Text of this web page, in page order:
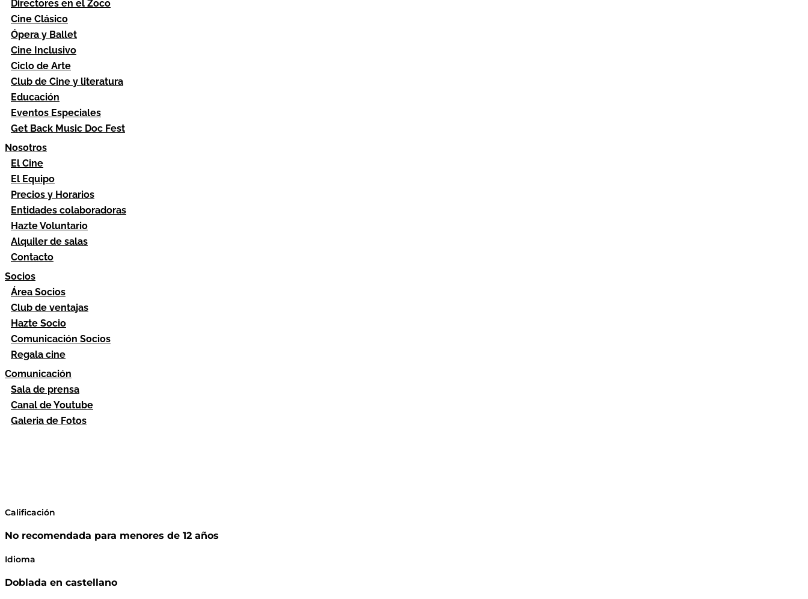
Directores en el Zoco
Cine Clásico
Ópera y Ballet
Cine Inclusivo
Ciclo de Arte
Club de Cine y literatura
Educación
Eventos Especiales
Get Back Music Doc Fest
Nosotros
El Cine
El Equipo
Precios y Horarios
Entidades colaboradoras
Hazte Voluntario
Alquiler de salas
Contacto
Socios
Área Socios
Club de ventajas
Hazte Socio
Comunicación Socios
Regala cine
Comunicación
Sala de prensa
Canal de Youtube
Galeria de Fotos
Calificación
No recomendada para menores de 12 años
Idioma
Doblada en castellano